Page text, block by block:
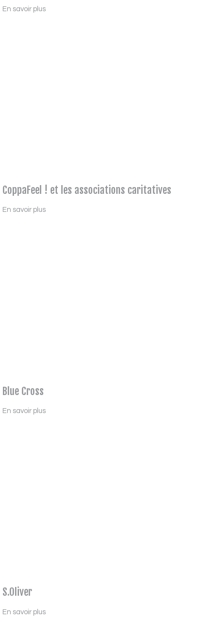
En savoir plus
CoppaFeel ! et les associations caritatives
En savoir plus
Blue Cross
En savoir plus
S.Oliver
En savoir plus